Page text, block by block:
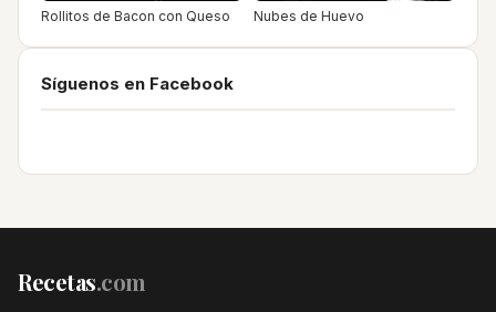
Rollitos de Bacon con Queso Nubes de Huevo
Síguenos en Facebook
Recetas.com